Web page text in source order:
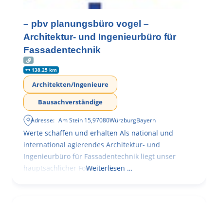
– pbv planungsbüro vogel –
Architektur- und Ingenieurbüro für
Fassadentechnik
138.25 km
Architekten/Ingenieure
Bausachverständige
Adresse: Am Stein 15,97080WürzburgBayern
Werte schaffen und erhalten Als national und
international agierendes Architektur- und
Ingenieurbüro für Fassadentechnik liegt unser
hauptsächlicher Fokus in der
Weiterlesen …